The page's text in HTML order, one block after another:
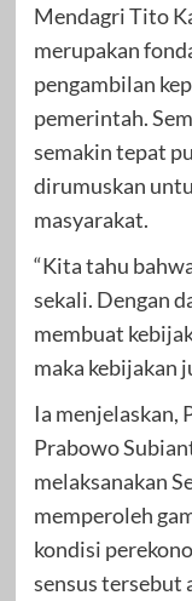
Mendagri Tito
merupakan
pengambilan
pemerintah.
semakin tepat
dirumuskan
masyarakat.
“Kita tahu
sekali. Dengan
membuat
maka kebijakan
Ia menjelaskan,
Prabowo
melaksanakan
memperoleh
kondisi
sensus tersebut